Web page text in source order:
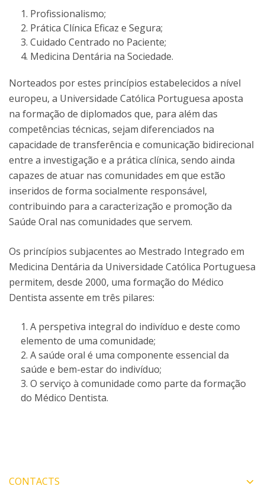
Profissionalismo;
Prática Clínica Eficaz e Segura;
Cuidado Centrado no Paciente;
Medicina Dentária na Sociedade.
Norteados por estes princípios estabelecidos a nível
europeu, a Universidade Católica Portuguesa aposta
na formação de diplomados que, para além das
competências técnicas, sejam diferenciados na
capacidade de transferência e comunicação bidirecional
entre a investigação e a prática clínica, sendo ainda
capazes de atuar nas comunidades em que estão
inseridos de forma socialmente responsável,
contribuindo para a caracterização e promoção da
Saúde Oral nas comunidades que servem.
Os princípios subjacentes ao Mestrado Integrado em
Medicina Dentária da Universidade Católica Portuguesa
permitem, desde 2000, uma formação do Médico
Dentista assente em três pilares:
A perspetiva integral do indivíduo e deste como
elemento de uma comunidade;
A saúde oral é uma componente essencial da
saúde e bem-estar do indivíduo;
O serviço à comunidade como parte da formação
do Médico Dentista.
CONTACTS